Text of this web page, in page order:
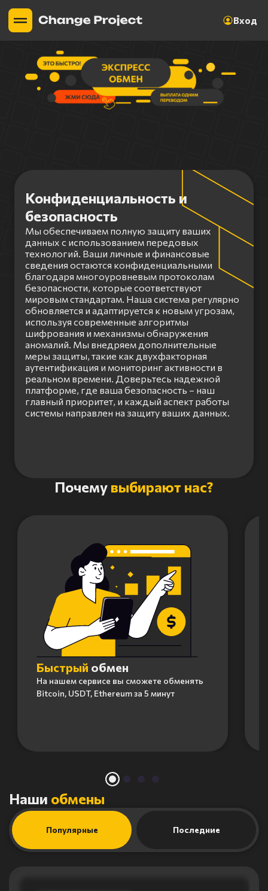
Вход
Конфиденциальность и
безопасность
Мы обеспечиваем полную защиту ваших
данных с использованием передовых
технологий. Ваши личные и финансовые
сведения остаются конфиденциальными
благодаря многоуровневым протоколам
безопасности, которые соответствуют
мировым стандартам. Наша система регулярно
обновляется и адаптируется к новым угрозам,
используя современные алгоритмы
шифрования и механизмы обнаружения
аномалий. Мы внедряем дополнительные
меры защиты, такие как двухфакторная
аутентификация и мониторинг активности в
реальном времени. Доверьтесь надежной
платформе, где ваша безопасность – наш
главный приоритет, и каждый аспект работы
системы направлен на защиту ваших данных.
Почему выбирают нас?
Быстрый обмен
На нашем сервисе вы сможете обменять
Bitcoin, USDT, Ethereum за 5 минут
Наши обмены
Популярные Последние